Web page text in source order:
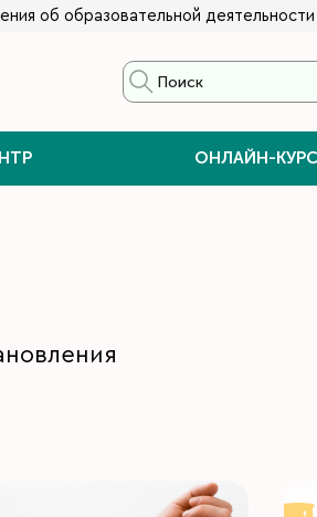
об образовательной деятельности
ОНЛАЙН-